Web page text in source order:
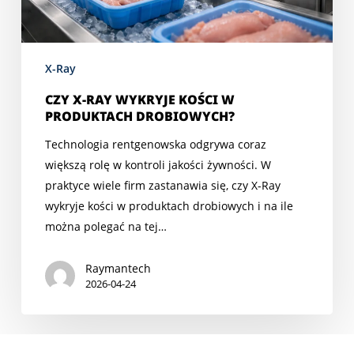
X-Ray
CZY X-RAY WYKRYJE KOŚCI W
PRODUKTACH DROBIOWYCH?
Technologia rentgenowska odgrywa coraz
większą rolę w kontroli jakości żywności. W
praktyce wiele firm zastanawia się, czy X-Ray
wykryje kości w produktach drobiowych i na ile
można polegać na tej…
Raymantech
2026-04-24